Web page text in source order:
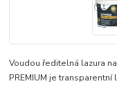
Voudou ředitelná lazura
PREMIUM je